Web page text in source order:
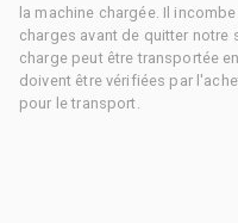
la machine chargée. Il
charges avant de quitter notre
charge peut être transportée
doivent être vérifiées par
pour le transport.